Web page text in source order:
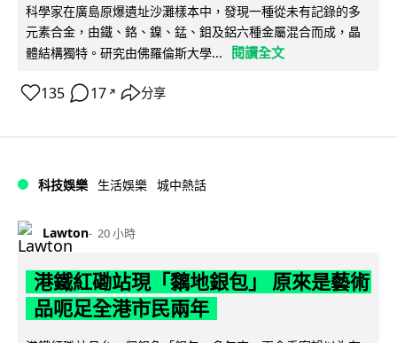
科學家在廣島原爆遺址沙灘樣本中，發現一種從未有記錄的多
元素合金，由鐵、鉻、鎳、錳、鉬及鋁六種金屬混合而成，晶
體結構獨特。研究由佛羅倫斯大學...
閱讀全文
135 17 ↗ 分享
科技娛樂 生活娛樂 城中熱話
Lawton 20 小時
港鐵紅磡站現「黐地銀包」 原來是藝術
品呃足全港市民兩年